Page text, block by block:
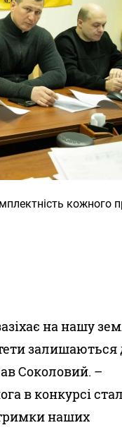
кожного
на нашу
залишаються
Соколовий. –
в конкурсі
наших